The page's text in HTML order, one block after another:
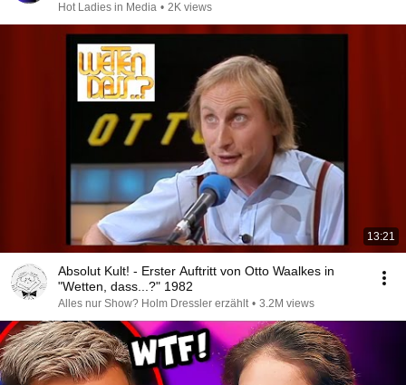
Hot Ladies in Media • 2K views
13:21
Absolut Kult! - Erster Auftritt von Otto Waalkes in
"Wetten, dass...?" 1982
Alles nur Show? Holm Dressler erzählt • 3.2M views